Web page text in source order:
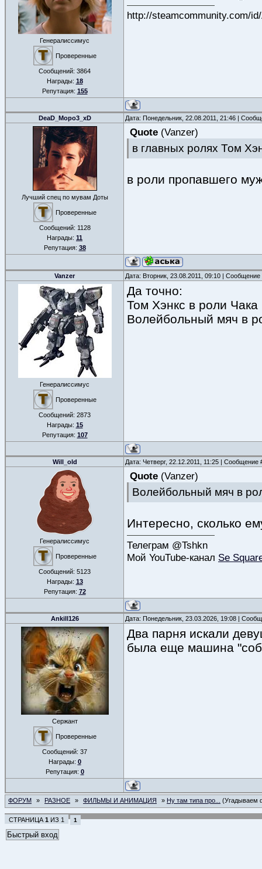
Генералиссимус
Проверенные
Сообщений: 3864
Награды: 18
Репутация: 155
http://steamcommunity.com/
DeaD_Mopo3_xD Дата: Понедельник, 22.08.2011, 21:46 |
Лучший спец по мувам Доты
Проверенные
Сообщений: 1128
Награды: 11
Репутация: 38
Quote (Vanzer)
в главных ролях Том
в роли пропавшего
Vanzer Дата: Вторник, 23.08.2011, 09:10 |
Генералиссимус
Проверенные
Сообщений: 2873
Награды: 15
Репутация: 107
Да точно:
Том Хэнкс в роли
Волейбольный мяч в
Will_old Дата: Четверг, 22.12.2011, 11:25 | Сообщение
Генералиссимус
Проверенные
Сообщений: 5123
Награды: 13
Репутация: 72
Quote (Vanzer)
Волейбольный мяч в
Интересно, сколько
Телеграм @Tshkn
Мой YouTube-канал Se
Ankill126 Дата: Понедельник, 23.03.2026, 19:08 |
Сержант
Проверенные
Сообщений: 37
Награды: 0
Репутация: 0
Два парня искали
была еще машина
ФОРУМ » РАЗНОЕ » ФИЛЬМЫ И АНИМАЦИЯ » Ну там типа про... (Угадываем
СТРАНИЦА 1 ИЗ 1 1